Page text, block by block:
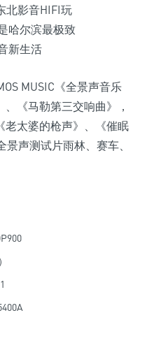
MUSIC《全景声音乐
《马勒第三交响曲》，
老太婆的枪声》、《催眠
声测试片雨林、赛车、